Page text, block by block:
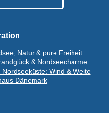
Natur & pure Freiheit
& Nordseecharme
Wind & Weite
Dänemark